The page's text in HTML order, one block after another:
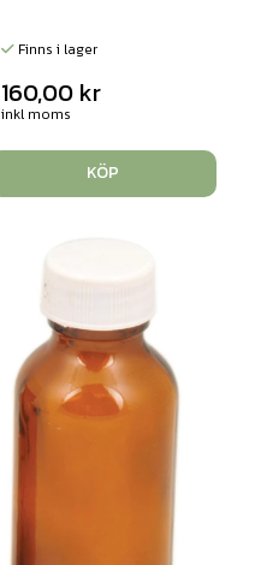
Finns i lager
160,00 kr
inkl moms
KÖP